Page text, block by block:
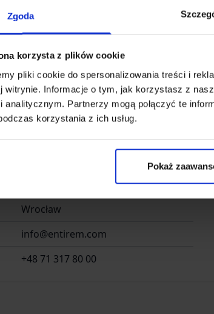
Zgoda
korzysta z plików cookie
pliki cookie do spersonalizowania treści i
witrynie. Informacje o tym, jak korzystasz z
analitycznym. Partnerzy mogą połączyć te
korzystania z ich usług.
Pokaż
HELIKON-TEX
Entire M Wrocław - Helikon Polska
Wrocław
info@entirem.com
+48 71 317 80 00